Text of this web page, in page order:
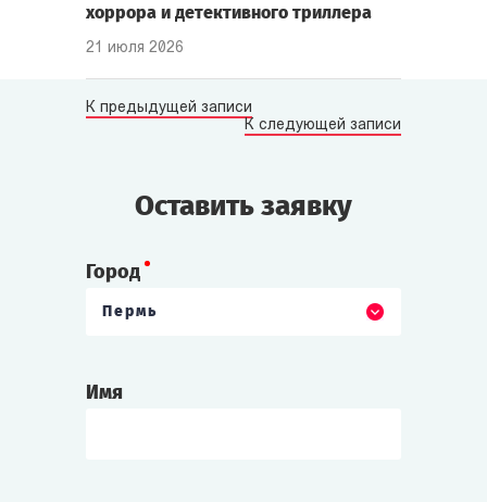
хоррора и детективного триллера
21 июля 2026
К предыдущей записи
К следующей записи
Оставить заявку
Город
Пермь
Имя